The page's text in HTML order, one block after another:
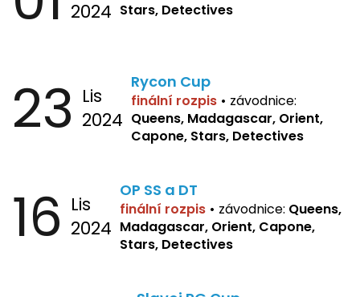
2024 Stars, Detectives
23 Lis
2024
Rycon Cup
finální rozpis • závodnice:
Queens, Madagascar, Orient,
Capone, Stars, Detectives
16 Lis
2024
OP SS a DT
finální rozpis • závodnice: Queens,
Madagascar, Orient, Capone,
Stars, Detectives